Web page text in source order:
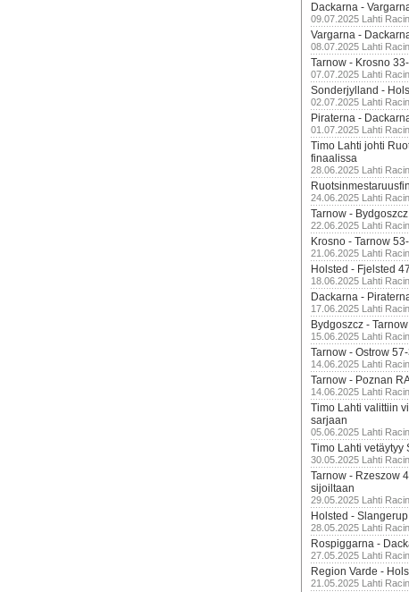
Dackarna -
09.07.2025 Lahti
Vargarna -
08.07.2025 Lahti
Tarnow - Krosno
07.07.2025 Lahti
Sonderjylland -
02.07.2025 Lahti
Piraterna -
01.07.2025 Lahti
Timo Lahti johti
finaalissa
28.06.2025 Lahti
24.06.2025 Lahti
Tarnow -
22.06.2025 Lahti
Krosno - Tarnow
21.06.2025 Lahti
Holsted - Fjelsted
18.06.2025 Lahti
Dackarna -
17.06.2025 Lahti
Bydgoszcz -
15.06.2025 Lahti
Tarnow - Ostrow
14.06.2025 Lahti
Tarnow - Poznan
14.06.2025 Lahti
Timo Lahti valittiin
sarjaan
05.06.2025 Lahti
Timo Lahti vetäytyy
30.05.2025 Lahti
Tarnow - Rzeszow
sijoiltaan
29.05.2025 Lahti
Holsted -
28.05.2025 Lahti
Rospiggarna -
27.05.2025 Lahti
Region Varde -
21.05.2025 Lahti